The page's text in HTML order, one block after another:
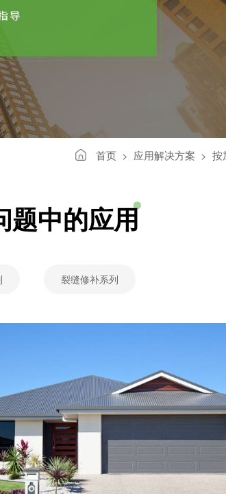
首页 > 应用解决方案 > 按
题中的应用
裂缝修补系列